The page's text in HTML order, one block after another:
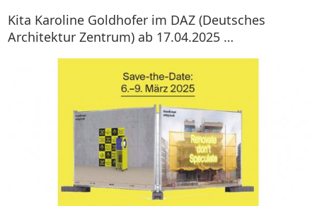
Kita Karoline Goldhofer im DAZ (Deutsches
Architektur Zentrum) ab 17.04.2025 …